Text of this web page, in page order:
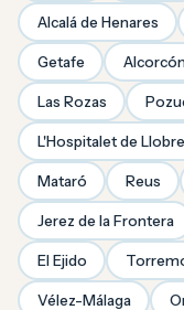
Alcalá de Henares
Getafe
Las Rozas
L'Hospitalet de
Mataró Reus
Jerez de la Frontera
El Ejido
Vélez-Málaga